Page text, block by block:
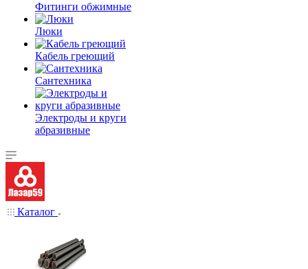
Фитинги обжимные
Люки
Кабель греющий
Сантехника
Электроды и круги
абразивные
Каталог